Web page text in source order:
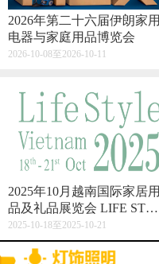
2026年第二十六届伊朗家用
电器与家庭用品博览会
2026-10-08至2026-10-11
2025年10月越南国际家居用
品及礼品展览会 LIFE STYL
E VIETNAM 2025
2025-10-18至2025-10-21